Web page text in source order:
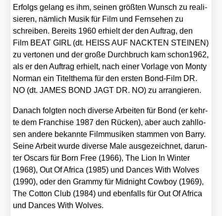
Erfolgs gelang es ihm, sei­nen größ­ten Wunsch zu rea­li­
sie­ren, näm­lich Musik für Film und Fern­se­hen zu
schrei­ben. Bereits 1960 erhielt der den Auf­trag, den
Film BEAT GIRL (dt. HEISS AUF NACKTEN STEINEN)
zu ver­to­nen und der gro­ße Durch­bruch kam schon1962,
als er den Auf­trag erhielt, nach einer Vor­la­ge von Mon­ty
Nor­man ein Titel­the­ma für den ers­ten Bond-Film DR.
NO (dt. JAMES BOND JAGT DR. NO) zu arran­gie­ren.
Danach folg­ten noch diver­se Arbei­ten für Bond (er kehr­
te dem Fran­chise 1987 den Rücken), aber auch zahl­lo­
sen ande­re bekann­te Film­mu­si­ken stam­men von Bar­ry.
Sei­ne Arbeit wur­de diver­se Male aus­ge­zeich­net, dar­un­
ter Oscars für Born Free (1966),The Lion In Win­ter
(1968),Out Of Afri­ca (1985) und Dances With Wol­ves
(1990), oder den Gram­my für Mid­night Cow­boy (1969),
The Cot­ton Club (1984) und eben­falls fürOut Of Afri­ca
und Dances With Wol­ves.